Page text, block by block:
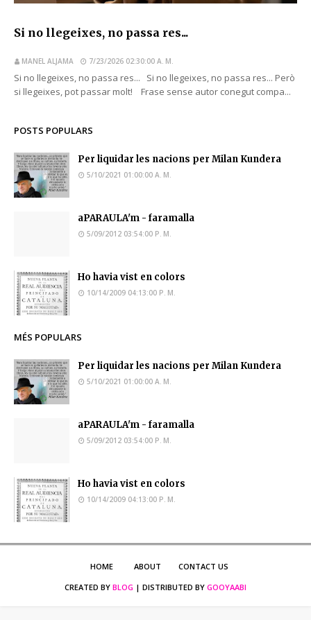
Si no llegeixes, no passa res...
MANEL ALJAMA 7/23/2026 02:30:00 A. M.
Si no llegeixes, no passa res... Si no llegeixes, no passa res... Però
si llegeixes, pot passar molt! Frase sense autor conegut compa...
POSTS POPULARS
Per liquidar les nacions per Milan Kundera
5/10/2021 01:00:00 A. M.
aPARAULA'm - faramalla
5/09/2012 03:54:00 P. M.
Ho havia vist en colors
10/14/2009 04:13:00 P. M.
MÉS POPULARS
Per liquidar les nacions per Milan Kundera
5/10/2021 01:00:00 A. M.
aPARAULA'm - faramalla
5/09/2012 03:54:00 P. M.
Ho havia vist en colors
10/14/2009 04:13:00 P. M.
HOME ABOUT
CONTACT US
CREATED BY BLOG | DISTRIBUTED BY GOOYAABI